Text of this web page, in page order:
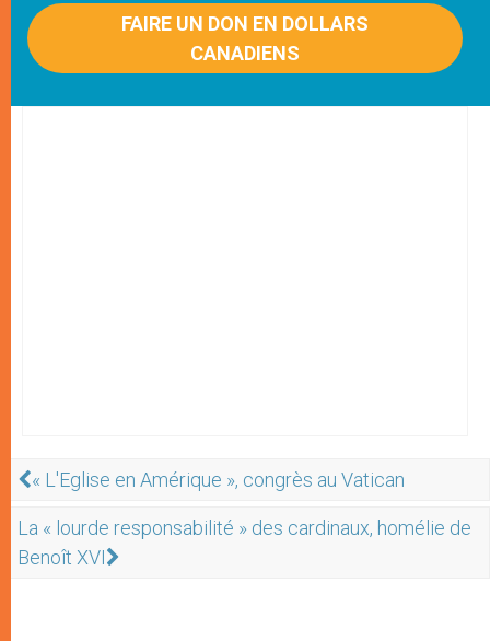
FAIRE UN DON EN DOLLARS
CANADIENS
« L'Eglise en Amérique », congrès au Vatican
La « lourde responsabilité » des cardinaux, homélie de
Benoît XVI